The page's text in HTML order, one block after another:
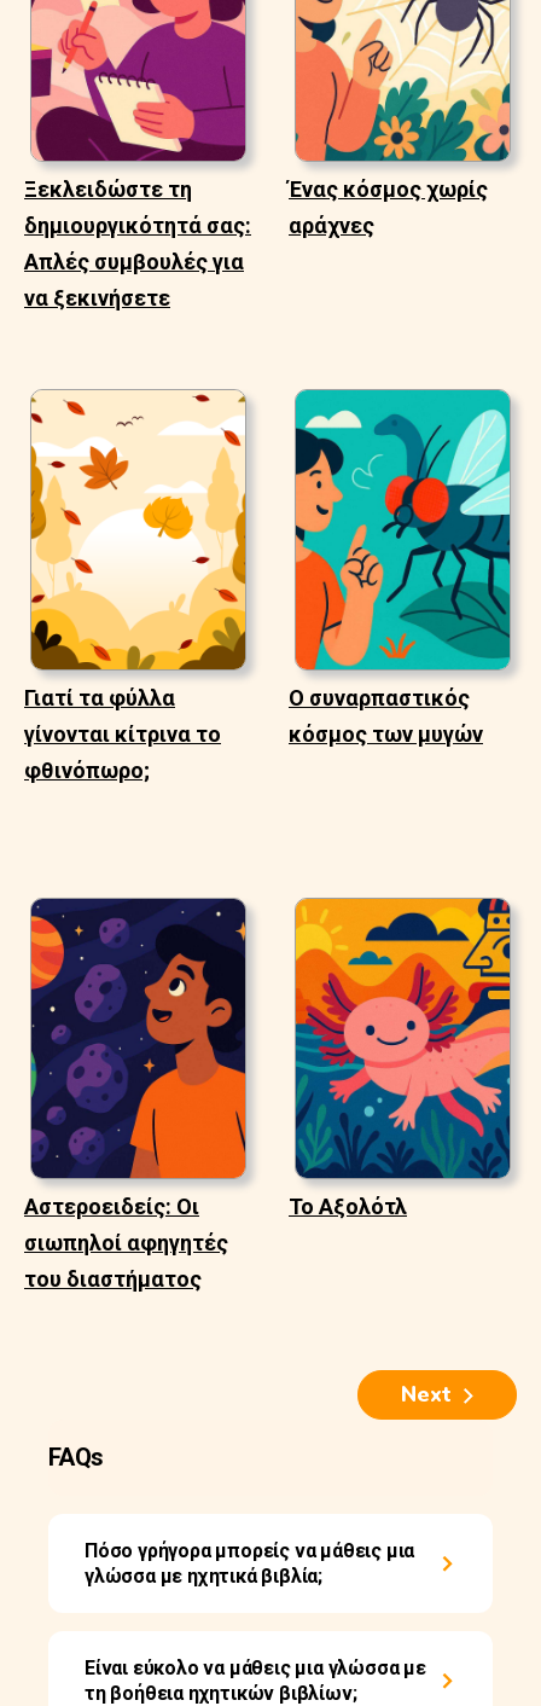
Ξεκλειδώστε τη
δημιουργικότητά σας:
Απλές συμβουλές για
να ξεκινήσετε
Ένας κόσμος χωρίς
αράχνες
Γιατί τα φύλλα
γίνονται κίτρινα το
φθινόπωρο;
Ο συναρπαστικός
κόσμος των μυγών
Αστεροειδείς: Οι
σιωπηλοί αφηγητές
του διαστήματος
Το Αξολότλ
Next
FAQs
Πόσο γρήγορα μπορείς να μάθεις μια
γλώσσα με ηχητικά βιβλία;
Είναι εύκολο να μάθεις μια γλώσσα με
τη βοήθεια ηχητικών βιβλίων;